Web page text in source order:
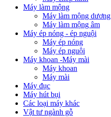
Máy làm mộng
Máy làm mộng dương
Máy làm mộng âm
Máy ép nóng - ép nguội
Máy ép nóng
Máy ép nguội
Máy khoan -Máy mài
Máy khoan
Máy mài
Máy đục
Máy hút bụi
Các loại máy khác
Vật tư ngành gỗ